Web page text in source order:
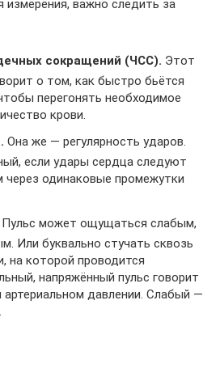
измерения, важно следить за
сокращений (ЧСС). Этот
о том, как быстро бьётся
перегонять необходимое
крови.
Она же — регулярность ударов.
если удары сердца следуют
через одинаковые промежутки
Пульс может ощущаться слабым,
Или буквально стучать сквозь
на которой проводится
напряжённый пульс говорит
давлении. Слабый —